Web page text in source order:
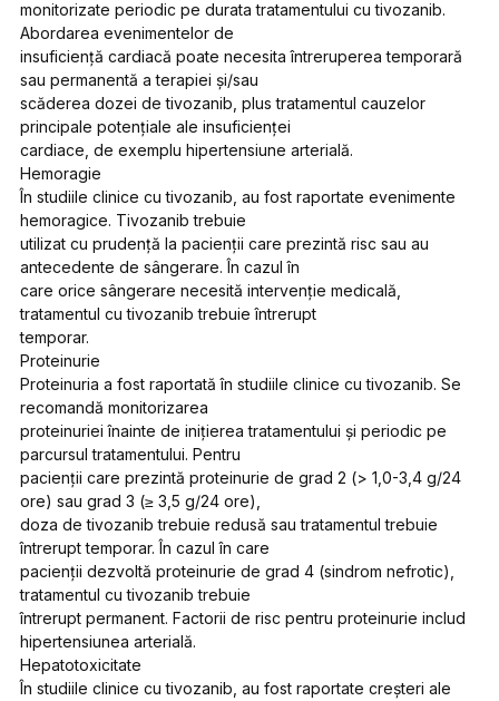
monitorizate periodic pe durata tratamentului cu tivozanib.
Abordarea evenimentelor de
insuficiență cardiacă poate necesita întreruperea temporară
sau permanentă a terapiei și/sau
scăderea dozei de tivozanib, plus tratamentul cauzelor
principale potențiale ale insuficienței
cardiace, de exemplu hipertensiune arterială.
Hemoragie
În studiile clinice cu tivozanib, au fost raportate evenimente
hemoragice. Tivozanib trebuie
utilizat cu prudență la pacienții care prezintă risc sau au
antecedente de sângerare. În cazul în
care orice sângerare necesită intervenție medicală,
tratamentul cu tivozanib trebuie întrerupt
temporar.
Proteinurie
Proteinuria a fost raportată în studiile clinice cu tivozanib. Se
recomandă monitorizarea
proteinuriei înainte de inițierea tratamentului și periodic pe
parcursul tratamentului. Pentru
pacienții care prezintă proteinurie de grad 2 (> 1,0-3,4 g/24
ore) sau grad 3 (≥ 3,5 g/24 ore),
doza de tivozanib trebuie redusă sau tratamentul trebuie
întrerupt temporar. În cazul în care
pacienții dezvoltă proteinurie de grad 4 (sindrom nefrotic),
tratamentul cu tivozanib trebuie
întrerupt permanent. Factorii de risc pentru proteinurie includ
hipertensiunea arterială.
Hepatotoxicitate
În studiile clinice cu tivozanib, au fost raportate creșteri ale